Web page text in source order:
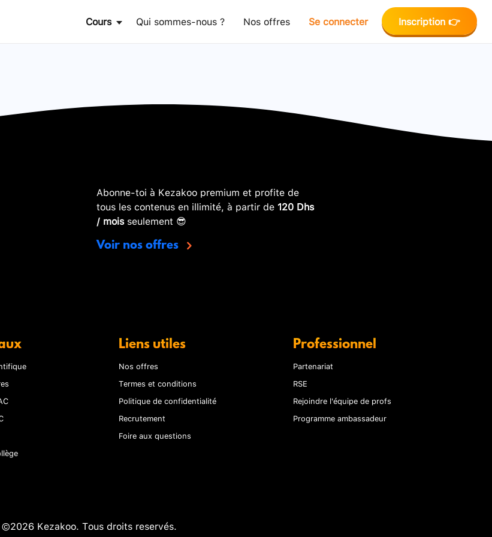
Cours Qui sommes-nous ? Nos offres Se connecter Inscription 👉
Abonne-toi à Kezakoo premium et profite de
tous les contenus en illimité, à partir de 120 Dhs
/ moisseulement 😎
Voir nos offres
Liens utiles
Nos offres
Termes et conditions
Politique de confidentialité
Recrutement
Foire aux questions
Professionnel
Partenariat
RSE
Rejoindre l'équipe de profs
Programme ambassadeur
©2026 Kezakoo. Tous droits reservés.